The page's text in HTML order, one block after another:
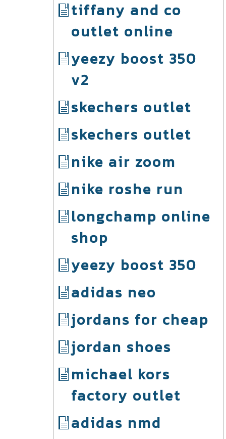
tiffany and co
outlet online
yeezy boost 350
v2
skechers outlet
skechers outlet
nike air zoom
nike roshe run
longchamp online
shop
yeezy boost 350
adidas neo
jordans for cheap
jordan shoes
michael kors
factory outlet
adidas nmd